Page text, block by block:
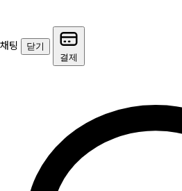
채팅
닫기
결제